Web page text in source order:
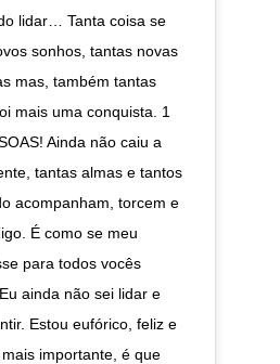
lidar… Tanta coisa se
sonhos, tantas novas
mas, também tantas
mais uma conquista. 1
Ainda não caiu a
tantas almas e tantos
acompanham, torcem e
É como se meu
para todos vocês
ainda não sei lidar e
Estou eufórico, feliz e
importante, é que